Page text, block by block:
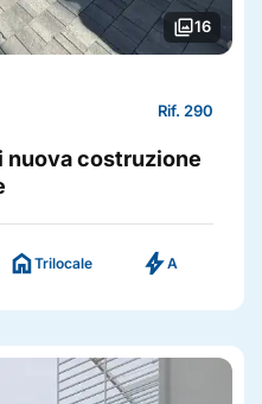
photo_library16
Rif. 290
costruzione
homeTrilocale boltA